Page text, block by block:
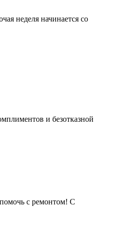
неделя начинается со
и безотказной
с ремонтом! С